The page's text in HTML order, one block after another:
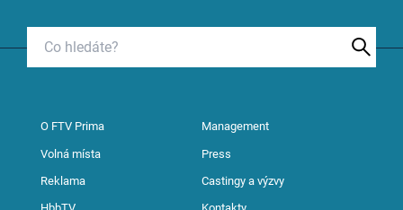
O FTV Prima Management
Volná místa Press
Reklama Castingy a výzvy